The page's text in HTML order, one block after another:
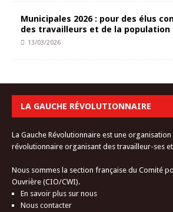
Municipales 2026 : pour des élus
des travailleurs et de la population
13/03/2026
LA GAUCHE RÉVOLUTIONNAIRE
La Gauche Révolutionnaire est une
révolutionnaire organisant des travailleur-ses
Nous sommes la section française du Comité
Ouvrière (CIO/CWI).
En savoir plus sur nous
Nous contacter